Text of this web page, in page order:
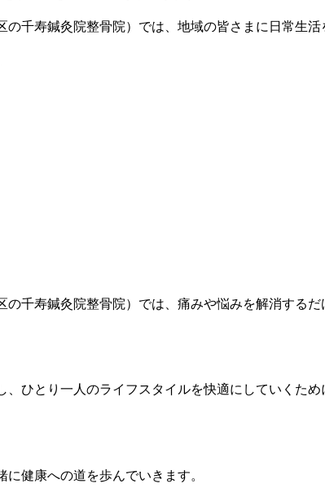
千寿鍼灸院整骨院）では、地域の皆さまに日常生
千寿鍼灸院整骨院）では、痛みや悩みを解消する
ひとり一人のライフスタイルを快適にしていくた
健康への道を歩んでいきます。